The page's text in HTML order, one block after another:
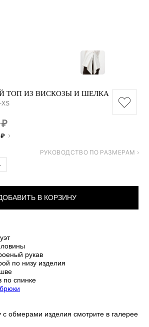
ТОП ИЗ ВИСКОЗЫ И ШЕЛКА
XS
₽
В КОРЗИНУ
рукав
по низу изделия
по спинке
брюки
обмерами изделия смотрите в галерее